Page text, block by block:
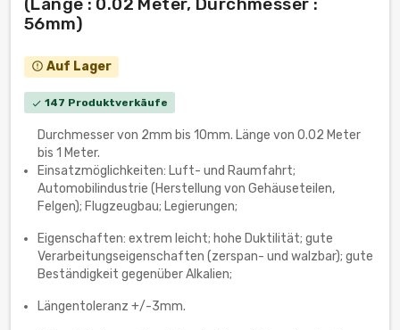
(Länge : 0.02 Meter, Durchmesser :
56mm)
error_outline Auf Lager
check 147 Produktverkäufe
Durchmesser von 2mm bis 10mm. Länge von 0.02 Meter
bis 1 Meter.
Einsatzmöglichkeiten: Luft- und Raumfahrt;
Automobilindustrie (Herstellung von Gehäuseteilen,
Felgen); Flugzeugbau; Legierungen;
Eigenschaften: extrem leicht; hohe Duktilität; gute
Verarbeitungseigenschaften (zerspan- und walzbar); gute
Beständigkeit gegenüber Alkalien;
Längentoleranz +/-3mm.